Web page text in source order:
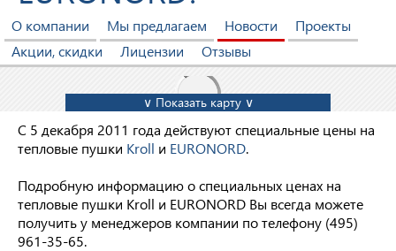
О компании Мы предлагаем Новости
Проекты
Акции, скидки
Лицензии Отзывы
∨ Показать карту ∨
С 5 декабря 2011 года действуют специальные цены на
тепловые пушки Kroll и EURONORD.
Подробную информацию о специальных ценах на
тепловые пушки Kroll и EURONORD Вы всегда можете
получить у менеджеров компании по телефону (495)
961-35-65.